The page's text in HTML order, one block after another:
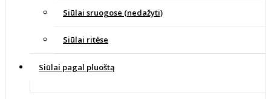
Siūlai sruogose (nedažyti)
Siūlai ritėse
Siūlai pagal pluoštą